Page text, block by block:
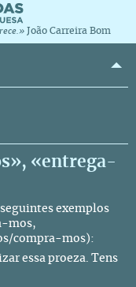
João Carreira Bom
«entrega-
exemplos
mos,
compra-mos):
essa proeza. Tens